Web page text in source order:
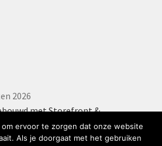
2026
met Storefront &
ervoor te zorgen dat onze website
Als je doorgaat met het gebruiken